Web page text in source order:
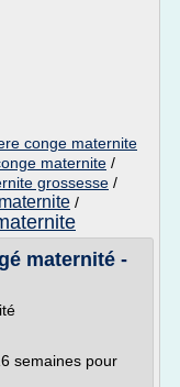
conge maternite
maternite /
grossesse /
/
maternité -
semaines pour